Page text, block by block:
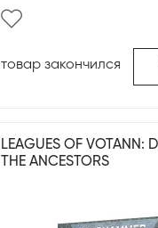
товар закончился
LEAGUES OF VOTANN:
THE ANCESTORS